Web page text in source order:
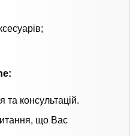
та консультацій.
що Вас